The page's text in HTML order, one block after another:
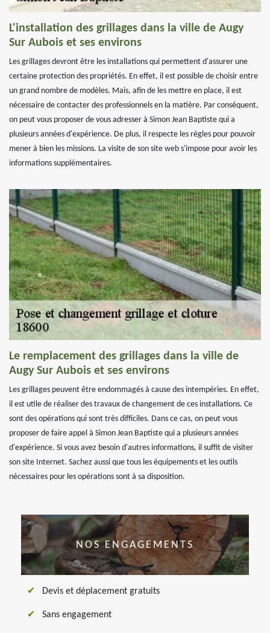
L'installation des grillages dans la ville de Augy
Sur Aubois et ses environs
Les grillages devront être les installations qui permettent d'assurer une
certaine protection des propriétés. En effet, il est possible de choisir entre
un grand nombre de modèles. Mais, afin de les mettre en place, il est
nécessaire de contacter des professionnels en la matière. Par conséquent,
on peut vous proposer de vous adresser à Simon Jean Baptiste qui a
plusieurs années d'expérience. De plus, il respecte les règles pour pouvoir
mener à bien les missions. La visite de son site web s'impose pour avoir les
informations supplémentaires.
Le remplacement des grillages dans la ville de
Augy Sur Aubois et ses environs
Les grillages peuvent être endommagés à cause des intempéries. En effet,
il est utile de réaliser des travaux de changement de ces installations. Ce
sont des opérations qui sont très difficiles. Dans ce cas, on peut vous
proposer de faire appel à Simon Jean Baptiste qui a plusieurs années
d'expérience. Si vous avez besoin d'autres informations, il suffit de visiter
son site Internet. Sachez aussi que tous les équipements et les outils
nécessaires pour les opérations sont à sa disposition.
NOS ENGAGEMENTS
Devis et déplacement gratuits
Sans engagement